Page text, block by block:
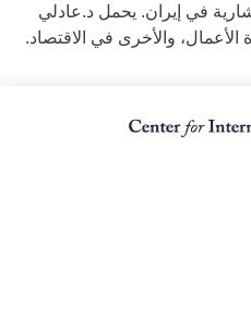
في إيران. يحمل د.عادلي
الأعمال، والأخرى في الاقتصاد.